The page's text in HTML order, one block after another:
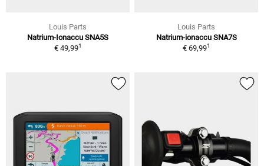
Louis Parts
Natrium-Ionaccu SNA5S
€ 49,991
Louis Parts
Natrium-ionaccu SNA7S
€ 69,991